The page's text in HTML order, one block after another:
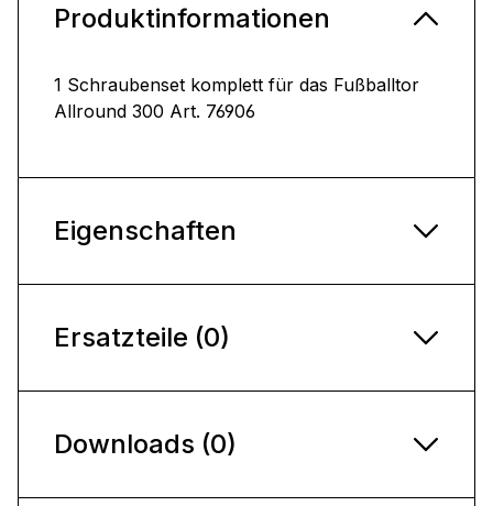
Produktinformationen
1 Schraubenset komplett für das Fußballtor
Allround 300 Art. 76906
Eigenschaften
Ersatzteile (0)
Downloads (0)